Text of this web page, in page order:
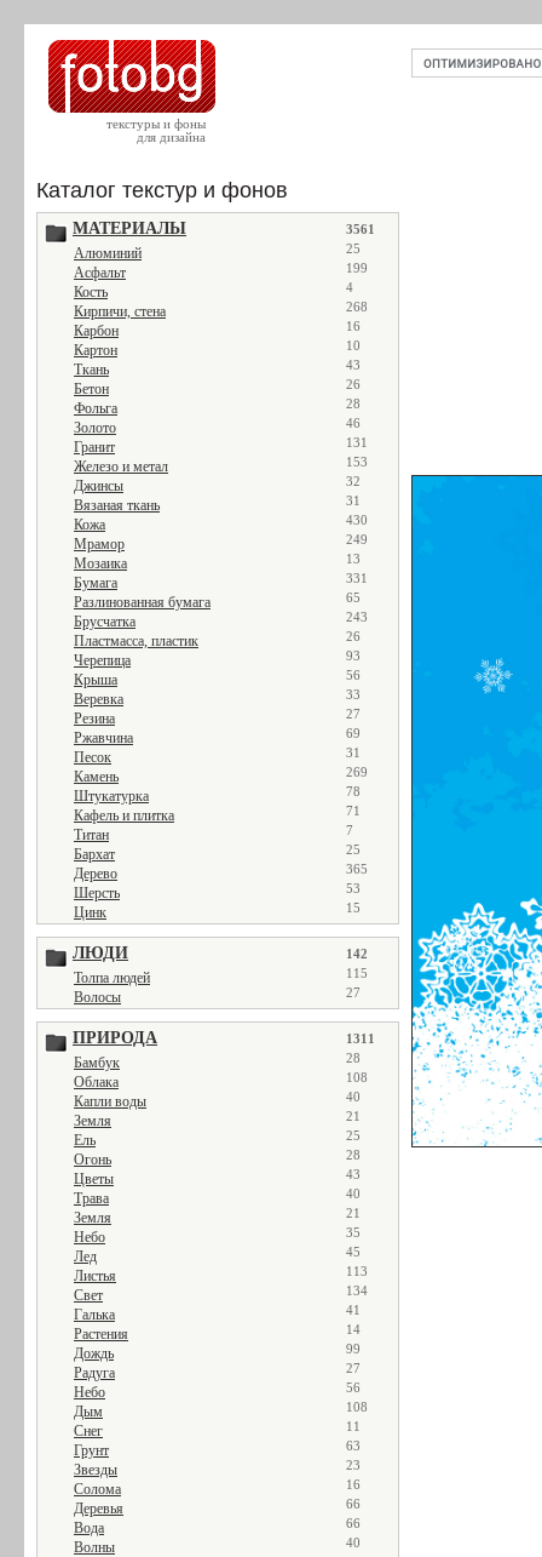
текстуры и фоны
для дизайна
Каталог текстур и фонов
МАТЕРИАЛЫ 3561
Алюминий 25
Асфальт 199
Кость 4
Кирпичи, стена 268
Карбон 16
Картон 10
Ткань 43
Бетон 26
Фольга 28
Золото 46
Гранит 131
Железо и метал 153
Джинсы 32
Вязаная ткань 31
Кожа 430
Мрамор 249
Мозаика 13
Бумага 331
Разлинованная бумага 65
Брусчатка 243
Пластмасса, пластик 26
Черепица 93
Крыша 56
Веревка 33
Резина 27
Ржавчина 69
Песок 31
Камень 269
Штукатурка 78
Кафель и плитка 71
Титан 7
Бархат 25
Дерево 365
Шерсть 53
Цинк 15
ЛЮДИ 142
Толпа людей 115
Волосы 27
ПРИРОДА 1311
Бамбук 28
Облака 108
Капли воды 40
Земля 21
Ель 25
Огонь 28
Цветы 43
Трава 40
Земля 21
Небо 35
Лед 45
Листья 113
Свет 134
Галька 41
Растения 14
Дождь 99
Радуга 27
Небо 56
Дым 108
Снег 11
Грунт 63
Звезды 23
Солома 16
Деревья 66
Вода 66
Волны 40